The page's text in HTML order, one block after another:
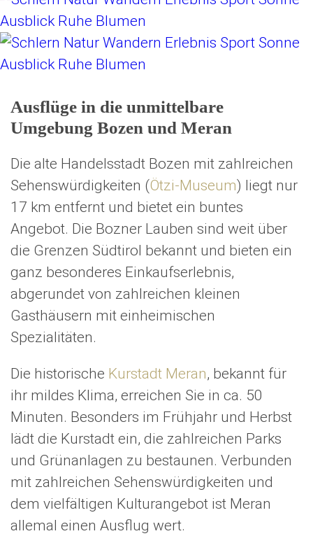
Ausflüge in die unmittelbare
Umgebung Bozen und Meran
Die alte Handelsstadt Bozen mit zahlreichen
Sehenswürdigkeiten (Ötzi-Museum) liegt nur
17 km entfernt und bietet ein buntes
Angebot. Die Bozner Lauben sind weit über
die Grenzen Südtirol bekannt und bieten ein
ganz besonderes Einkaufserlebnis,
abgerundet von zahlreichen kleinen
Gasthäusern mit einheimischen
Spezialitäten.
Die historische Kurstadt Meran, bekannt für
ihr mildes Klima, erreichen Sie in ca. 50
Minuten. Besonders im Frühjahr und Herbst
lädt die Kurstadt ein, die zahlreichen Parks
und Grünanlagen zu bestaunen. Verbunden
mit zahlreichen Sehenswürdigkeiten und
dem vielfältigen Kulturangebot ist Meran
allemal einen Ausflug wert.